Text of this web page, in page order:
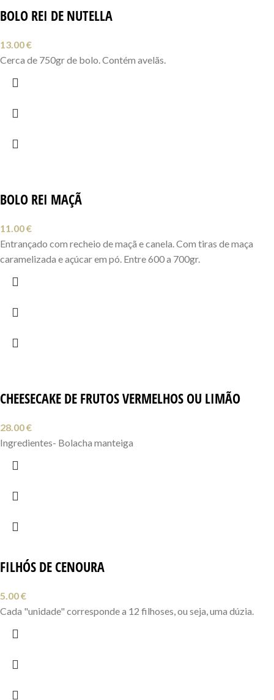
BOLO REI DE NUTELLA
13.00€
Cerca de 750gr de bolo. Contém avelãs.
BOLO REI MAÇÃ
11.00€
Entrançado com recheio de maçã e canela. Com tiras de maça
caramelizada e açúcar em pó. Entre 600 a 700gr.
CHEESECAKE DE FRUTOS VERMELHOS OU LIMÃO
28.00€
Ingredientes- Bolacha manteiga
FILHÓS DE CENOURA
5.00€
Cada "unidade" corresponde a 12 filhoses, ou seja, uma dúzia.